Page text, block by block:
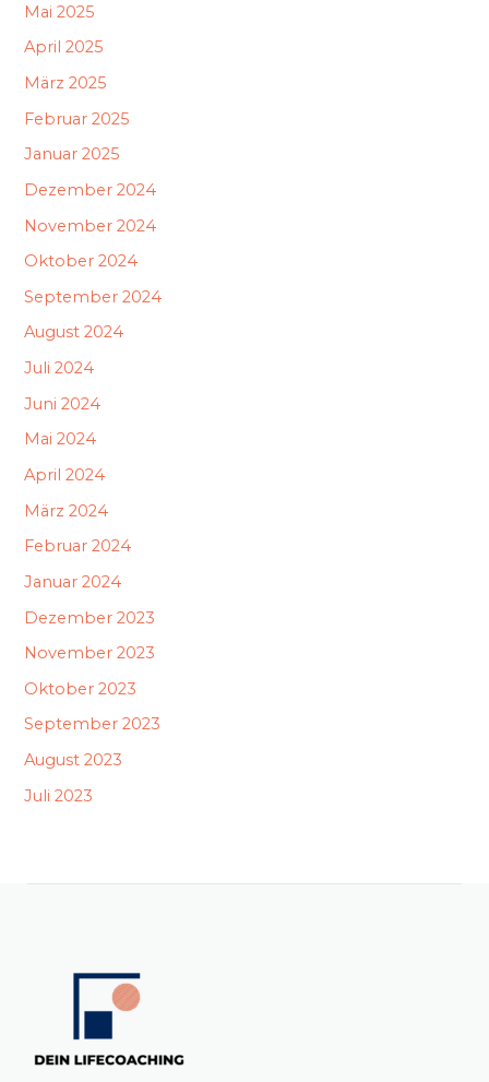
Mai 2025
April 2025
März 2025
Februar 2025
Januar 2025
Dezember 2024
November 2024
Oktober 2024
September 2024
August 2024
Juli 2024
Juni 2024
Mai 2024
April 2024
März 2024
Februar 2024
Januar 2024
Dezember 2023
November 2023
Oktober 2023
September 2023
August 2023
Juli 2023